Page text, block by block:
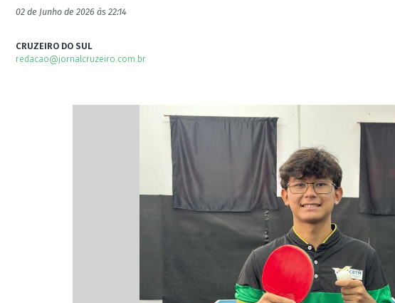
02 de Junho de 2026 às 22:14
CRUZEIRO DO SUL
redacao@jornalcruzeiro.com.br